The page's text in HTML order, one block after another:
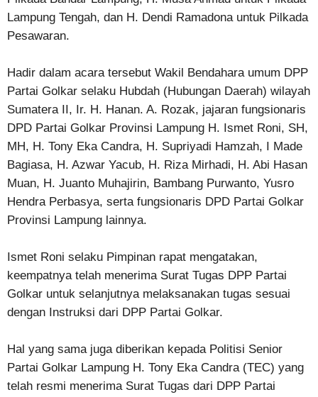
Lampung Tengah, dan H. Dendi Ramadona untuk Pilkada
Pesawaran.
Hadir dalam acara tersebut Wakil Bendahara umum DPP
Partai Golkar selaku Hubdah (Hubungan Daerah) wilayah
Sumatera II, Ir. H. Hanan. A. Rozak, jajaran fungsionaris
DPD Partai Golkar Provinsi Lampung H. Ismet Roni, SH,
MH, H. Tony Eka Candra, H. Supriyadi Hamzah, I Made
Bagiasa, H. Azwar Yacub, H. Riza Mirhadi, H. Abi Hasan
Muan, H. Juanto Muhajirin, Bambang Purwanto, Yusro
Hendra Perbasya, serta fungsionaris DPD Partai Golkar
Provinsi Lampung lainnya.
Ismet Roni selaku Pimpinan rapat mengatakan,
keempatnya telah menerima Surat Tugas DPP Partai
Golkar untuk selanjutnya melaksanakan tugas sesuai
dengan Instruksi dari DPP Partai Golkar.
Hal yang sama juga diberikan kepada Politisi Senior
Partai Golkar Lampung H. Tony Eka Candra (TEC) yang
telah resmi menerima Surat Tugas dari DPP Partai